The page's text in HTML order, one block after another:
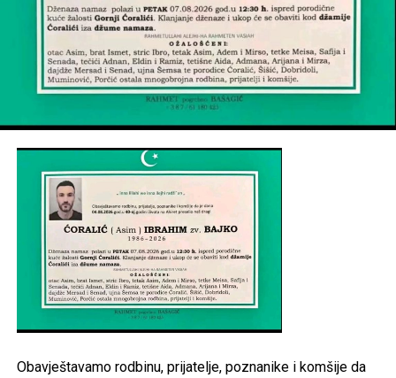
Obavještavamo rodbinu, prijatelje, poznanike i komšije da